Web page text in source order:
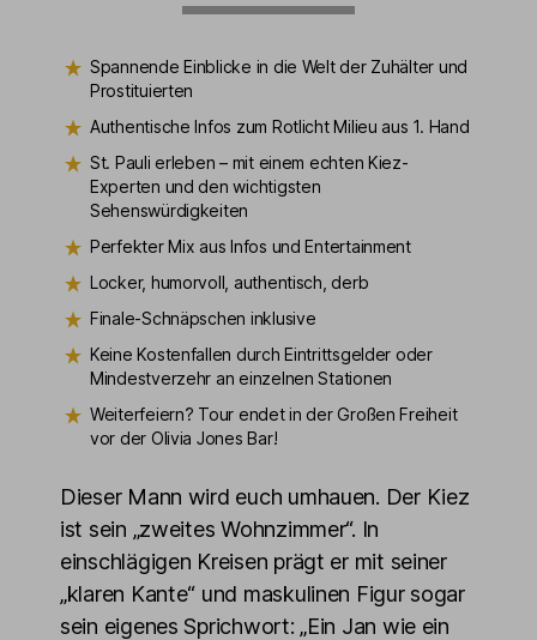
Spannende Einblicke in die Welt der Zuhälter und
Prostituierten
Authentische Infos zum Rotlicht Milieu aus 1. Hand
St. Pauli erleben – mit einem echten Kiez-
Experten und den wichtigsten
Sehenswürdigkeiten
Perfekter Mix aus Infos und Entertainment
Locker, humorvoll, authentisch, derb
Finale-Schnäpschen inklusive
Keine Kostenfallen durch Eintrittsgelder oder
Mindestverzehr an einzelnen Stationen
Weiterfeiern? Tour endet in der Großen Freiheit
vor der Olivia Jones Bar!
Dieser Mann wird euch umhauen. Der Kiez
ist sein „zweites Wohnzimmer“. In
einschlägigen Kreisen prägt er mit seiner
„klaren Kante“ und maskulinen Figur sogar
sein eigenes Sprichwort: „Ein Jan wie ein